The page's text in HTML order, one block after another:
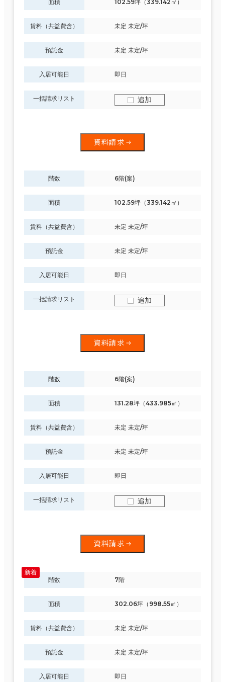
面積 102.59坪（339.142㎡）
賃料（共益費含） 未定 未定/坪
預託金 未定 未定/坪
入居可能日 即日
一括請求リスト 追加
資料請求
階数 6階(案)
面積 102.59坪（339.142㎡）
賃料（共益費含） 未定 未定/坪
預託金 未定 未定/坪
入居可能日 即日
一括請求リスト 追加
資料請求
階数 6階(案)
面積 131.28坪（433.985㎡）
賃料（共益費含） 未定 未定/坪
預託金 未定 未定/坪
入居可能日 即日
一括請求リスト 追加
資料請求
階数 7階
面積 302.06坪（998.55㎡）
賃料（共益費含） 未定 未定/坪
預託金 未定 未定/坪
入居可能日 即日